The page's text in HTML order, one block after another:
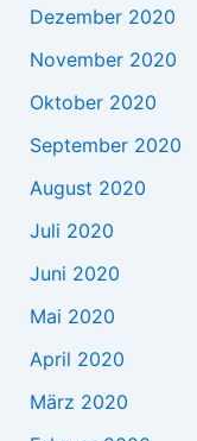
Dezember 2020
November 2020
Oktober 2020
September 2020
August 2020
Juli 2020
Juni 2020
Mai 2020
April 2020
März 2020